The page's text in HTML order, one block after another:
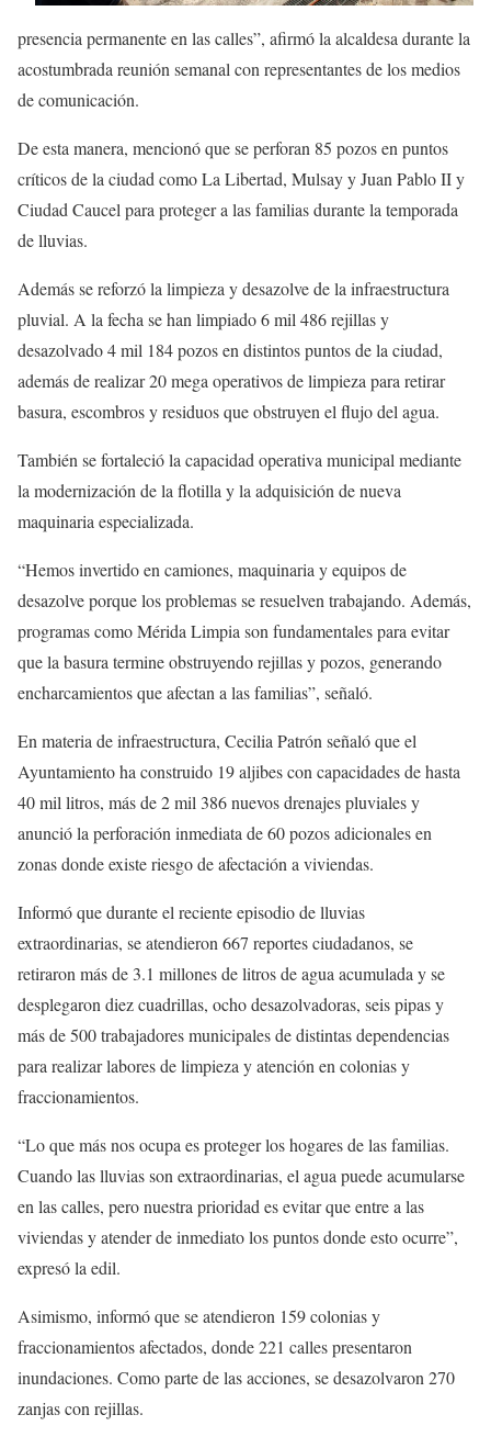
presencia permanente en las calles”, afirmó la alcaldesa durante la
acostumbrada reunión semanal con representantes de los medios
de comunicación.
De esta manera, mencionó que se perforan 85 pozos en puntos
críticos de la ciudad como La Libertad, Mulsay y Juan Pablo II y
Ciudad Caucel para proteger a las familias durante la temporada
de lluvias.
Además se reforzó la limpieza y desazolve de la infraestructura
pluvial. A la fecha se han limpiado 6 mil 486 rejillas y
desazolvado 4 mil 184 pozos en distintos puntos de la ciudad,
además de realizar 20 mega operativos de limpieza para retirar
basura, escombros y residuos que obstruyen el flujo del agua.
También se fortaleció la capacidad operativa municipal mediante
la modernización de la flotilla y la adquisición de nueva
maquinaria especializada.
“Hemos invertido en camiones, maquinaria y equipos de
desazolve porque los problemas se resuelven trabajando. Además,
programas como Mérida Limpia son fundamentales para evitar
que la basura termine obstruyendo rejillas y pozos, generando
encharcamientos que afectan a las familias”, señaló.
En materia de infraestructura, Cecilia Patrón señaló que el
Ayuntamiento ha construido 19 aljibes con capacidades de hasta
40 mil litros, más de 2 mil 386 nuevos drenajes pluviales y
anunció la perforación inmediata de 60 pozos adicionales en
zonas donde existe riesgo de afectación a viviendas.
Informó que durante el reciente episodio de lluvias
extraordinarias, se atendieron 667 reportes ciudadanos, se
retiraron más de 3.1 millones de litros de agua acumulada y se
desplegaron diez cuadrillas, ocho desazolvadoras, seis pipas y
más de 500 trabajadores municipales de distintas dependencias
para realizar labores de limpieza y atención en colonias y
fraccionamientos.
“Lo que más nos ocupa es proteger los hogares de las familias.
Cuando las lluvias son extraordinarias, el agua puede acumularse
en las calles, pero nuestra prioridad es evitar que entre a las
viviendas y atender de inmediato los puntos donde esto ocurre”,
expresó la edil.
Asimismo, informó que se atendieron 159 colonias y
fraccionamientos afectados, donde 221 calles presentaron
inundaciones. Como parte de las acciones, se desazolvaron 270
zanjas con rejillas.